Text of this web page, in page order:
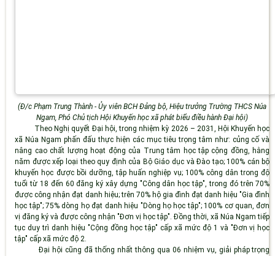
(Đ/c Phạm Trung Thành - Ủy viên BCH Đảng bộ, Hiệu trưởng Trường THCS Núa
Ngam, Phó Chủ tịch Hội Khuyến học xã phát biểu điều hành Đại hội)
Theo Nghị quyết Đại hội, trong nhiệm kỳ 2026 – 2031, Hội Khuyến học
xã Núa Ngam phấn đấu thực hiện các mục tiêu trọng tâm như: củng cố và
nâng cao chất lượng hoạt động của Trung tâm học tập cộng đồng, hằng
năm được xếp loại theo quy định của Bộ Giáo dục và Đào tạo; 100% cán bộ
khuyến học được bồi dưỡng, tập huấn nghiệp vụ; 100% công dân trong độ
tuổi từ 18 đến 60 đăng ký xây dựng "Công dân học tập", trong đó trên 70%
được công nhận đạt danh hiệu; trên 70% hộ gia đình đạt danh hiệu "Gia đình
học tập"; 75% dòng họ đạt danh hiệu "Dòng họ học tập"; 100% cơ quan, đơn
vị đăng ký và được công nhận "Đơn vị học tập". Đồng thời, xã Núa Ngam tiếp
tục duy trì danh hiệu "Cộng đồng học tập" cấp xã mức độ 1 và "Đơn vị học
tập" cấp xã mức độ 2.
Đại hội cũng đã thống nhất thông qua 06 nhiệm vụ, giải pháp trọng